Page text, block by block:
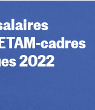
cadres
2022